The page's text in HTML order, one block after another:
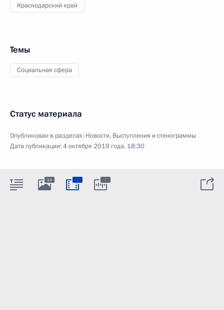
Краснодарский край
Темы
Социальная сфера
Статус материала
Опубликован в разделах: Новости, Выступления и стенограммы
Дата публикации:4 октября 2019 года, 18:30
14 : :